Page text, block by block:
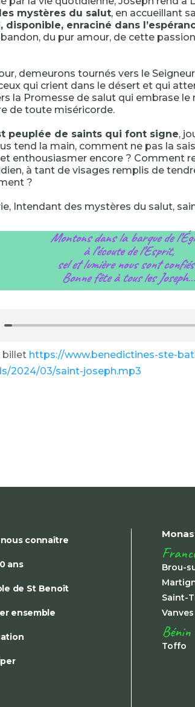
mystères du salut, en accueillant
disponible, enraciné dans
du pur amour, de cette
demeurons tournés vers le
qui crient dans le désert et qui
la Promesse de salut qui embrase
de toute miséricorde.
peuplée de saints qui font signe,
tend la main, comment ne pas la
enthousiasmer encore ? Comment
à tant de visages remplis de
?
Intendant des mystères du salut,
Montons dans la barque de
à l’écoute de l’Esprit,
sel et lumière nous sont
Bonne fête à tous les Joseph…
billet https://www.benedictines-ste-
2024/03/saint-joseph.mp3
connaître
ans
de St Benoît
ensemble
Brou-
Saint-
Vanves
Bénin
Toffo